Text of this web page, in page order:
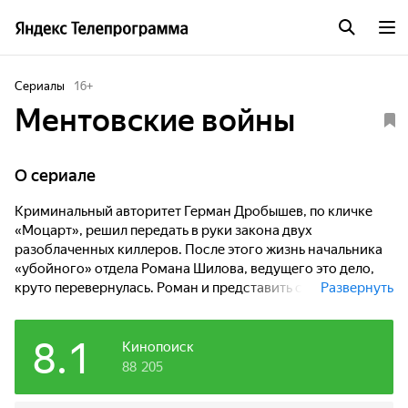
Сериалы 16+
Ментовские войны
O сериале
Криминальный авторитет Герман Дробышев, по кличке
«Моцарт», решил передать в руки закона двух
разоблаченных киллеров. После этого жизнь начальника
«убойного» отдела Романа Шилова, ведущего это дело,
круто перевернулась. Роман и представить себе не мог,
таким огромным.
На Шилова объявили охоту. Самые мощные преступные
Развернуть
Кинопоиск
8.1 88 205